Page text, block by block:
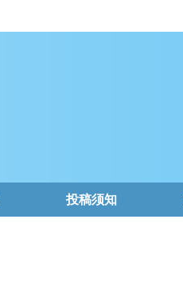
投稿须知